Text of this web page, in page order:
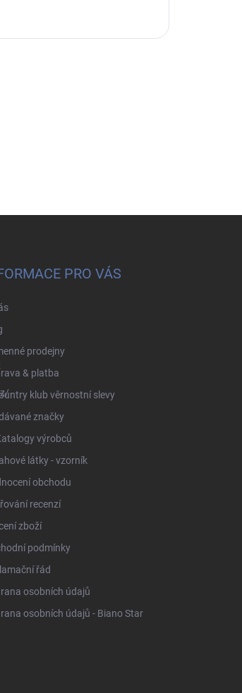
PRO VÁS
prodejny
& platba
klub věrnostní slevy
značky
výrobců
látky - vzorník
obchodu
recenzí
zboží
podmínky
řád
osobních údajů
osobních údajů - Biano Star